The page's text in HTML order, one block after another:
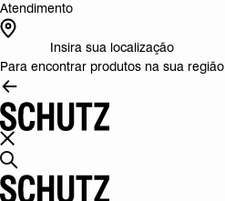
Atendimento
Insira sua localização
Para encontrar produtos na sua região